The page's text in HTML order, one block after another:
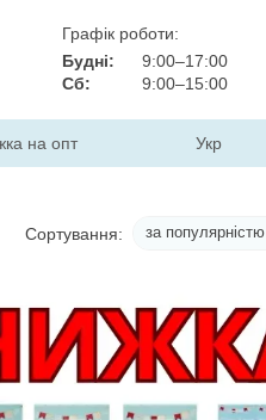
Графік роботи:
Будні:
9:00–17:00
Сб:
9:00–15:00
на опт
Укр
Сортування: за популярністю